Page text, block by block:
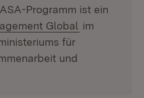
Programm ist ein
Global (Öffnet in
im
für
und